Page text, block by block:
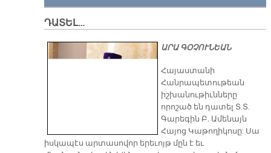
ԴԱՏԵԼ…
ԱՐԱ ԳՕՉՈՒՆԵԱՆ
​Հայաստանի
Հանրապետութեան
իշխանութիւնները
որոշած են դատել Տ.Տ.
Գարեգին Բ. Ամենայն
Հայոց Կաթողիկոսը: Սա
իսկապէս արտասովոր երեւոյթ մըն է եւ